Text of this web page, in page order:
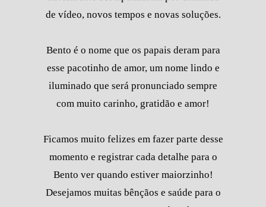
de vídeo, novos tempos e novas soluções.
Bento é o nome que os papais deram para
esse pacotinho de amor, um nome lindo e
iluminado que será pronunciado sempre
com muito carinho, gratidão e amor!
Ficamos muito felizes em fazer parte desse
momento e registrar cada detalhe para o
Bento ver quando estiver maiorzinho!
Desejamos muitas bênçãos e saúde para o